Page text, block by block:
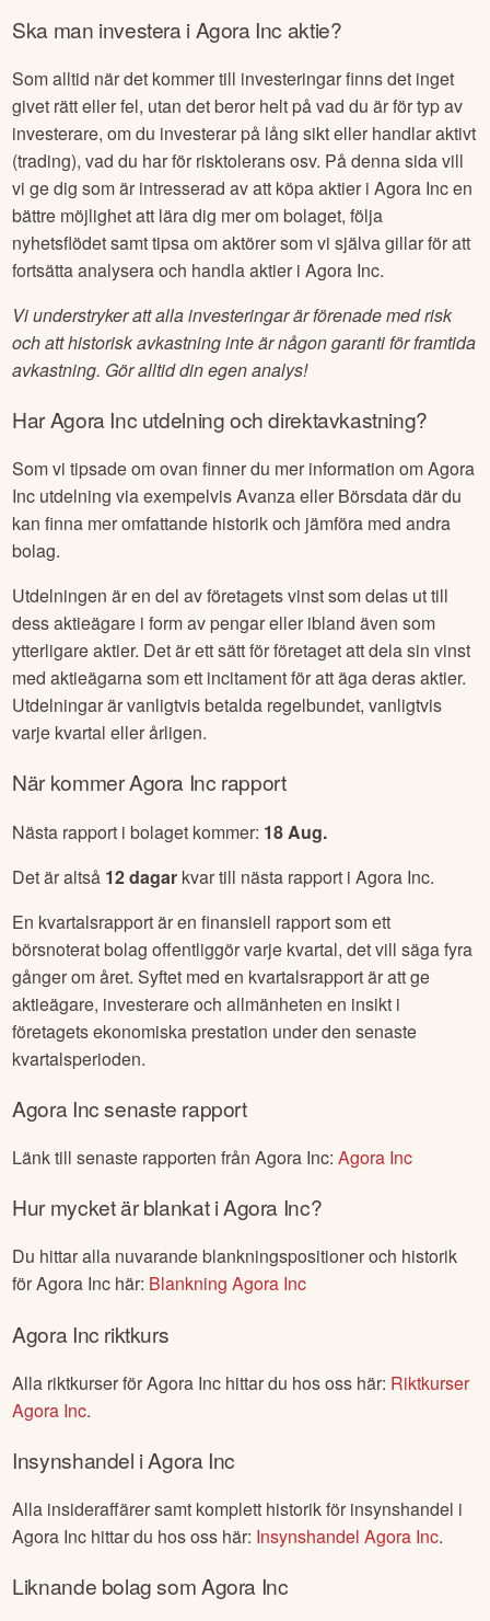
Ska man investera iAgora Inc aktie?
Som alltid när det kommer till investeringar finns det inget
givet rätt eller fel, utan det beror helt på vad du är för typ av
investerare, om du investerar på lång sikt eller handlar aktivt
(trading), vad du har för risktolerans osv. På denna sida vill
vi ge dig som är intresserad av att köpa aktier iAgora Incen
bättre möjlighet att lära dig mer om bolaget, följa
nyhetsflödet samt tipsa om aktörer som vi själva gillar för att
fortsätta analysera och handla aktier iAgora Inc.
Vi understryker att alla investeringar är förenade med risk
och att historisk avkastning inte är någon garanti för framtida
avkastning. Gör alltid din egen analys!
HarAgora Inc utdelning och direktavkastning?
Som vi tipsade om ovan finner du mer information omAgora
Inc utdelning via exempelvis Avanza eller Börsdata där du
kan finna mer omfattande historik och jämföra med andra
bolag.
Utdelningen är en del av företagets vinst som delas ut till
dess aktieägare i form av pengar eller ibland även som
ytterligare aktier. Det är ett sätt för företaget att dela sin vinst
med aktieägarna som ett incitament för att äga deras aktier.
Utdelningar är vanligtvis betalda regelbundet, vanligtvis
varje kvartal eller årligen.
När kommerAgora Inc rapport
Nästa rapport i bolaget kommer: 18 Aug.
Det är altså 12dagar kvar till nästa rapport iAgora Inc.
En kvartalsrapport är en finansiell rapport som ett
börsnoterat bolag offentliggör varje kvartal, det vill säga fyra
gånger om året. Syftet med en kvartalsrapport är att ge
aktieägare, investerare och allmänheten en insikt i
företagets ekonomiska prestation under den senaste
kvartalsperioden.
Agora Incsenaste rapport
Länk till senaste rapporten frånAgora Inc:Agora Inc
Hur mycket är blankat iAgora Inc?
Du hittar alla nuvarande blankningspositioner och historik
förAgora Inc här: BlankningAgora Inc
Agora Inc riktkurs
Alla riktkurser förAgora Inc hittar du hos oss här: Riktkurser
Agora Inc.
Insynshandel iAgora Inc
Alla insideraffärer samt komplett historik för insynshandel i
Agora Inc hittar du hos oss här: InsynshandelAgora Inc.
Liknande bolag somAgora Inc